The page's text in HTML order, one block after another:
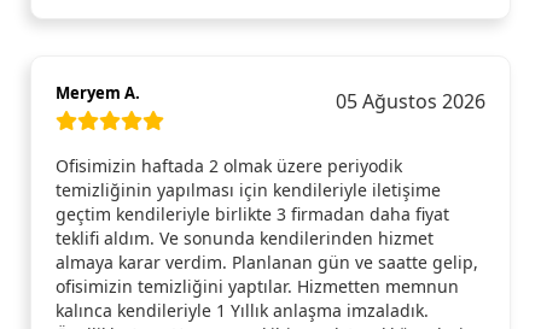
Meryem A. 05 Ağustos 2026
Ofisimizin haftada 2 olmak üzere periyodik
temizliğinin yapılması için kendileriyle iletişime
geçtim kendileriyle birlikte 3 firmadan daha fiyat
teklifi aldım. Ve sonunda kendilerinden hizmet
almaya karar verdim. Planlanan gün ve saatte gelip,
ofisimizin temizliğini yaptılar. Hizmetten memnun
kalınca kendileriyle 1 Yıllık anlaşma imzaladık.